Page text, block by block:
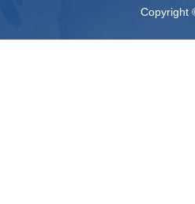
Copyright